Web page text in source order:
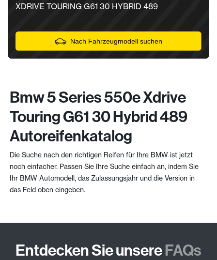
XDRIVE TOURING G61 30 HYBRID 489
Nach Fahrzeugmodell suchen
Bmw 5 Series 550e Xdrive
Touring G61 30 Hybrid 489
Autoreifenkatalog
Die Suche nach den richtigen Reifen für Ihre BMW ist jetzt
noch einfacher. Passen Sie Ihre Suche einfach an, indem Sie
Ihr BMW Automodell, das Zulassungsjahr und die Version in
das Feld oben eingeben.
Entdecken Sie unsereFAQs